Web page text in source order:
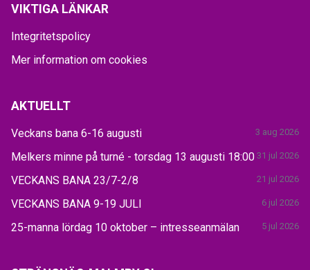
VIKTIGA LÄNKAR
Integritetspolicy
Mer information om cookies
AKTUELLT
Veckans bana 6-16 augusti 3 aug 2026
Melkers minne på turné - torsdag 13 augusti 18:00 31 jul 2026
VECKANS BANA 23/7-2/8 21 jul 2026
VECKANS BANA 9-19 JULI 6 jul 2026
25-manna lördag 10 oktober – intresseanmälan 5 jul 2026